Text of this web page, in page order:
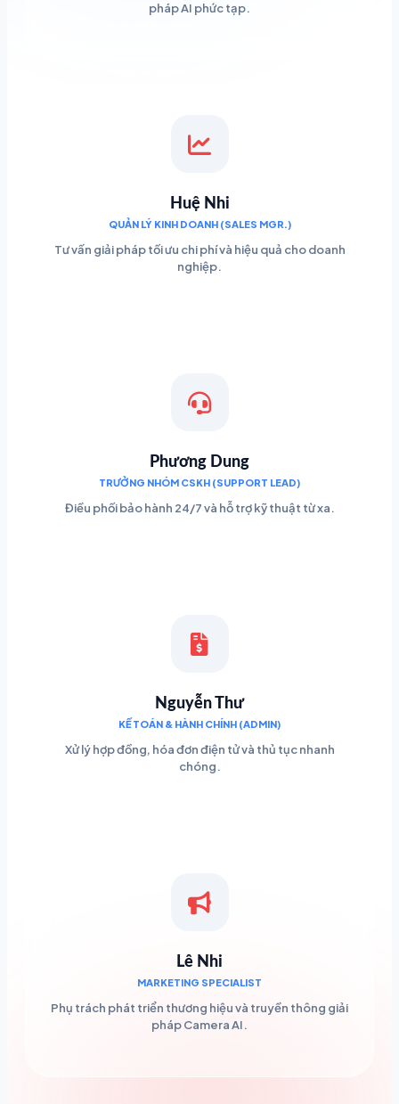
pháp AI phức tạp.
Huệ Nhi
QUẢN LÝ KINH DOANH (SALES MGR.)
Tư vấn giải pháp tối ưu chi phí và hiệu quả cho doanh
nghiệp.
Phương Dung
TRƯỞNG NHÓM CSKH (SUPPORT LEAD)
Điều phối bảo hành 24/7 và hỗ trợ kỹ thuật từ xa.
Nguyễn Thư
KẾ TOÁN & HÀNH CHÍNH (ADMIN)
Xử lý hợp đồng, hóa đơn điện tử và thủ tục nhanh
chóng.
Lê Nhi
MARKETING SPECIALIST
Phụ trách phát triển thương hiệu và truyền thông giải
pháp Camera AI.